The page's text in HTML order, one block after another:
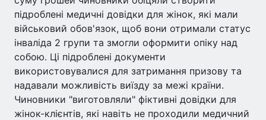
підроблені медичні довідки для жінок, які мали
військовий обов'язок, щоб вони отримали статус
інваліда 2 групи та змогли оформити опіку над
собою. Ці підроблені документи
використовувалися для затримання призову та
надавали можливість виїзду за межі країни.
Чиновники "виготовляли" фіктивні довідки для
жінок-клієнтів, які навіть не проходили медичний